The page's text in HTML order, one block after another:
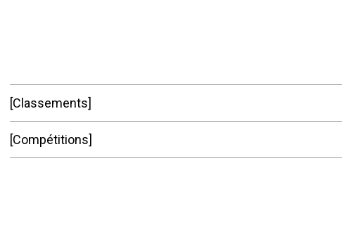
Classements
Compétitions